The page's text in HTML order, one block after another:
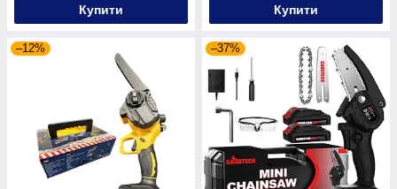
Купити Купити
–12% –37%